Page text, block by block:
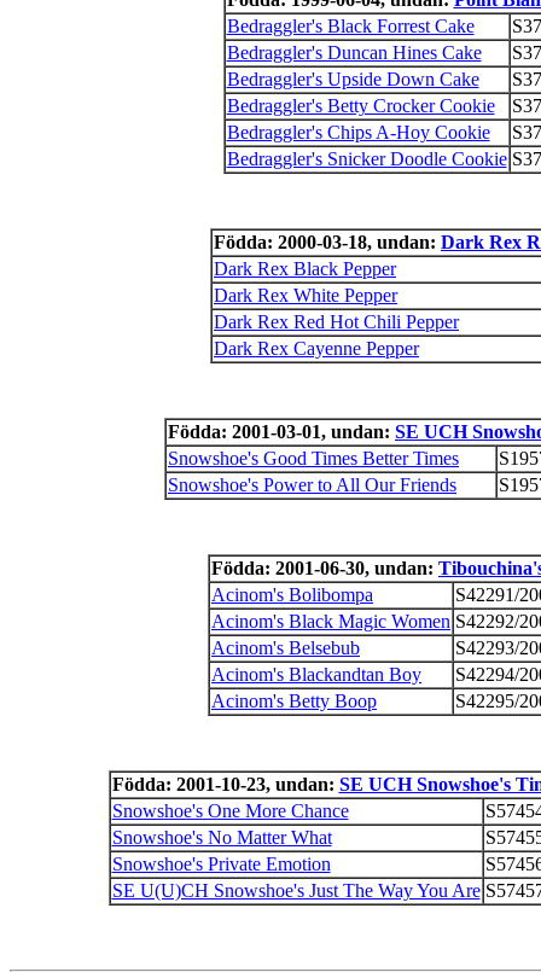
Bedraggler's Black Forrest Cake
Bedraggler's Duncan Hines Cake
Bedraggler's Upside Down Cake
Bedraggler's Betty Crocker Cookie
Bedraggler's Chips A-Hoy Cookie
Bedraggler's Snicker Doodle Cookie
Födda: 2000-03-18, undan: Dark Rex
Dark Rex Black Pepper
Dark Rex White Pepper
Dark Rex Red Hot Chili Pepper
Dark Rex Cayenne Pepper
Födda: 2001-03-01, undan: SE UCH
Snowshoe's Good Times Better Times
Snowshoe's Power to All Our Friends
Födda: 2001-06-30, undan:
Acinom's Bolibompa
S42291/
Acinom's Black Magic Women S42292/
Acinom's Belsebub
S42293/
Acinom's Blackandtan Boy
S42294/
Acinom's Betty Boop
S42295/
Födda: 2001-10-23, undan: SE UCH Snowshoe's
Snowshoe's One More Chance
Snowshoe's No Matter What
Snowshoe's Private Emotion
SE U(U)CH Snowshoe's Just The Way You Are